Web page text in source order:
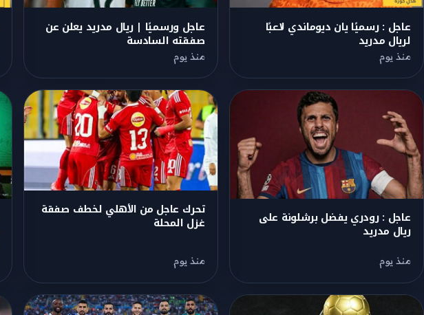
عاجل : رسميًا يان ديوماندي لاعبًا
لريال مدريد
منذ يوم
عاجل ورسميًا | ريال مدريد يعلن عن
صفقته السادسة
منذ يوم
عاجل : رودري يفضل برشلونة على
ريال مدريد
منذ يوم
تحرك عاجل من الأهلي لخطف صفقة
غزل المحلة
منذ يوم